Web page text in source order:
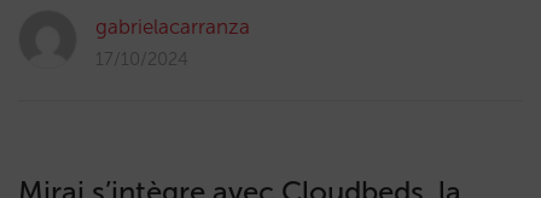
gabrielacarranza
17/10/2024